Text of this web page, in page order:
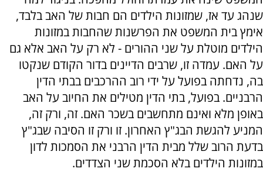
שנהג עד אז, שמזונות הילדים הם חבות של האב בלבד,
אימץ בית המשפט את הפרשנות שהחבות במזונות
הילדים מוטלת על שני ההורים - לא רק על האב אלא גם
על האם. עמדה זו, שרבים הדיינים בדור הקודם שנקטו
בה, נדחתה בפועל על ידי רוב ההרכבים בבתי הדין
הרבניים. בפועל, בתי הדין מטילים את החיוב על האב
באופן מלא ואינם מתחשבים בשכר האם. זה, ורק זה,
המניע להגשת הבג"ץ האחרון. זו ורק זו הסיבה שבג"ץ
בדעת הרוב שלל מבית הדין הרבני את הסמכות לדון
במזונות הילדים בלא הסכמת שני הצדדים.